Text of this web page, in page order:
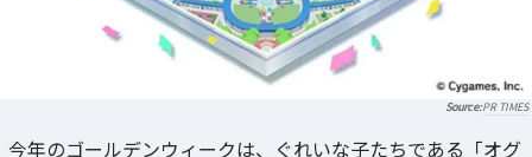
PR TIMES
今年のゴールデンウィークは、ぐれいな子たちである「オグ